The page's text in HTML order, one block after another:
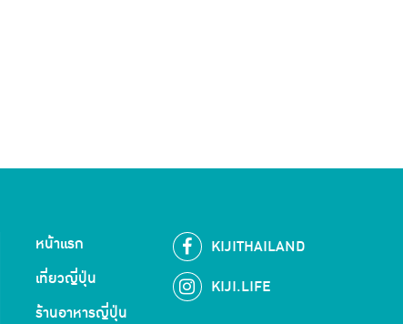
หน้าแรก
เที่ยวญี่ปุ่น
ร้านอาหารญี่ปุ่น
KIJITHAILAND
KIJI.LIFE